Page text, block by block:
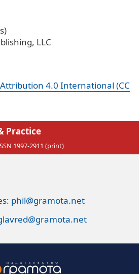
LLC
4.0 International (CC
Practice
1997-2911 (print)
phil@gramota.net